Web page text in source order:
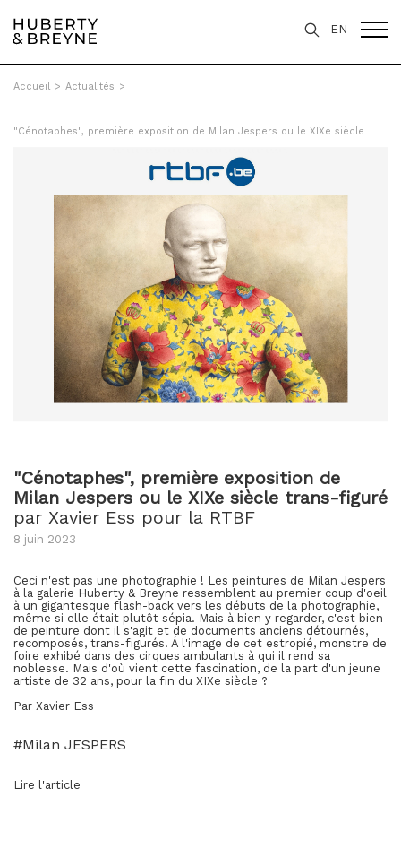
EN
Accueil > Actualités >
"Cénotaphes", première exposition de Milan Jespers ou le XIXe siècle
"Cénotaphes", première exposition de
Milan Jespers ou le XIXe siècle trans-figuré
par Xavier Ess pour la RTBF
8 juin 2023
Ceci n'est pas une photographie ! Les peintures de Milan Jespers
à la galerie Huberty & Breyne ressemblent au premier coup d'oeil
à un gigantesque flash-back vers les débuts de la photographie,
même si elle était plutôt sépia. Mais à bien y regarder, c'est bien
de peinture dont il s'agit et de documents anciens détournés,
recomposés, trans-figurés. Á l'image de cet estropié, monstre de
foire exhibé dans des cirques ambulants à qui il rend sa
noblesse. Mais d'où vient cette fascination, de la part d'un jeune
artiste de 32 ans, pour la fin du XIXe siècle ?
Par Xavier Ess
#Milan JESPERS
Lire l'article